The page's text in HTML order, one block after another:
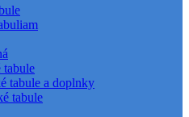
tabule
tabule a doplnky
tabule